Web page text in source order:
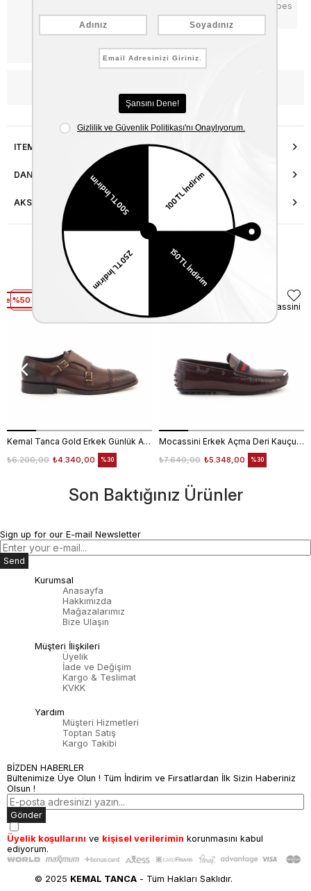
Notify me when the price goes
down
Free Shipping
ITEM FEATURES
DANIŞMA HATTI
AKSESUAR ONARIMI
Similar Items
Kemal Tanca Gold Erkek Günlük Ayakkabı 6612-152
₺4.340,00
₺6.200,00 %30
%50 Net İndirim
Kemal Tanca Gold
Mocassini Erkek Açma Deri Kauçuk Taban Bordo Günlük Ayakkabı
₺5.348,00
₺7.640,00 %30
2. Ürüne %50 Net İndirim
Mocassini
Son Baktığınız Ürünler
Sign up for our E-mail Newsletter
Send
Kurumsal
Anasayfa
Hakkımızda
Mağazalarımız
Bize Ulaşın
Müşteri İlişkileri
Üyelik
İade ve Değişim
Kargo & Teslimat
KVKK
Yardım
Müşteri Hizmetleri
Toptan Satış
Kargo Takibi
BİZDEN HABERLER
Bültenimize Üye Olun ! Tüm İndirim ve Fırsatlardan İlk Sizin Haberiniz
Olsun !
Gönder
Üyelik koşullarını ve kişisel verilerimin korunmasını kabul
ediyorum.
© 2025 KEMAL TANCA - Tüm Hakları Saklıdır.